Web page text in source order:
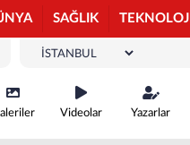
SAĞLIK TEKNOLOJİ
Videolar Yazarlar